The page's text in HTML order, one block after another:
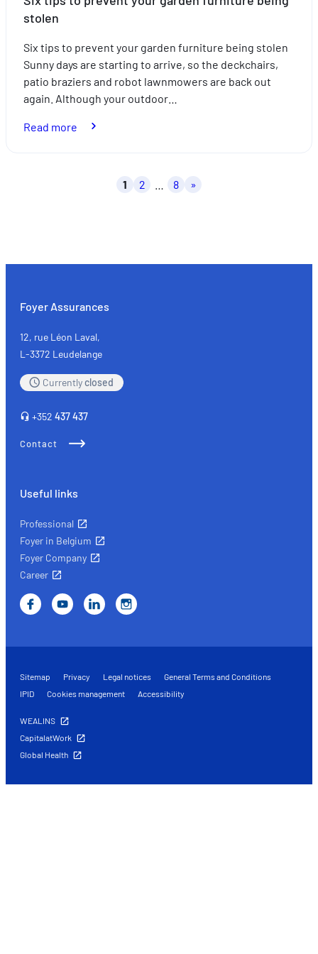
stolen
Six tips to prevent your garden furniture being stolen
Sunny days are starting to arrive, so the deckchairs,
patio braziers and robot lawnmowers are back out
again. Although your outdoor…
Read more
being
1 2 8 »
Foyer Assurances
12, rue Léon Laval,
L-3372 Leudelange
Currentlyclosed
+352 437 437
Contact
Useful links
Professional
Foyer in Belgium
Foyer Company
Career
Sitemap Privacy Legal notices
General Terms and Conditions
IPID
Cookies management Accessibility
WEALINS
CapitalatWork
Global Health